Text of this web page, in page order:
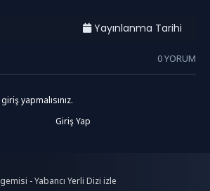
Yayınlanma Tarihi
0 YORUM
yapmalısınız.
Giriş Yap
- Yabancı Yerli Dizi izle